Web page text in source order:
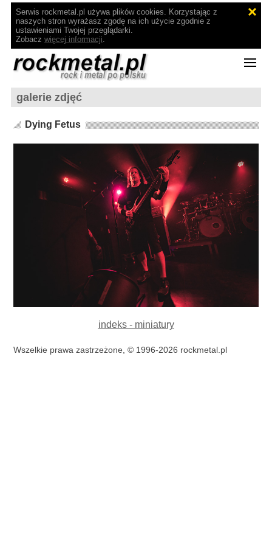
Serwis rockmetal.pl używa plików cookies. Korzystając z
naszych stron wyrażasz zgodę na ich użycie zgodnie z
ustawieniami Twojej przeglądarki.
Zobacz więcej informacji.
galerie zdjęć
Dying Fetus
indeks - miniatury
Wszelkie prawa zastrzeżone, © 1996-2026 rockmetal.pl